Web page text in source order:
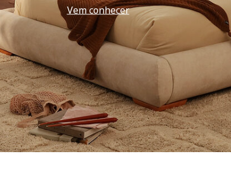
Vem conhecer